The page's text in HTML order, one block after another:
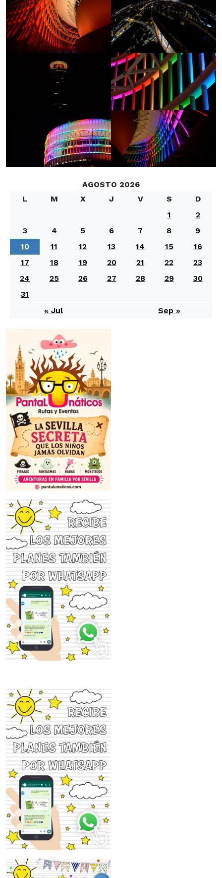
AGOSTO 2026
L
M X J V S
D
1
2
3
4 5 6 7 8
9
10
11 12 13 14 15
16
17
18 19 20 21 22
23
24
25 26 27 28 29
30
31
« Jul
Sep »